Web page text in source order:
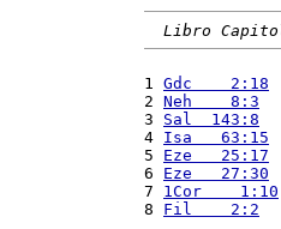
Libro
1 Gdc    2:18
2 Neh    8:3
3 Sal  143:8
4 Isa   63:15
5 Eze   25:17
6 Eze   27:30
7 1Cor    1:10
8 Fil    2:2